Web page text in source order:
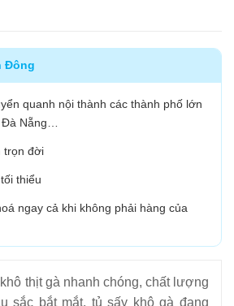
Đông
quanh nội thành các thành phố lớn
Nẵng…
trọn đời
thiểu
ngay cả khi không phải hàng của
thịt gà nhanh chóng, chất lượng
sắc bắt mắt, tủ sấy khô gà đang